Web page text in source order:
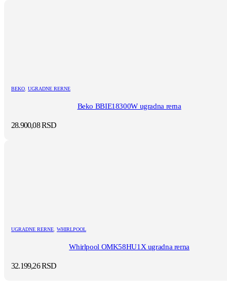
BEKO, UGRADNE RERNE
Beko BBIE18300W ugradna rerna
28.900,08RSD
UGRADNE RERNE, WHIRLPOOL
Whirlpool OMK58HU1X ugradna rerna
32.199,26RSD